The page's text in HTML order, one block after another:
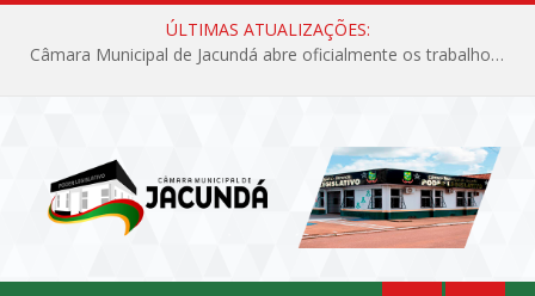
ÚLTIMAS ATUALIZAÇÕES:
Câmara Municipal de Jacundá abre oficialmente os trabalhos legislativos de 2026